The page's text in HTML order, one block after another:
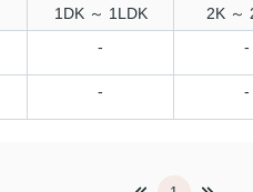
1DK ～ 1LDK 2K ～
- -
- -